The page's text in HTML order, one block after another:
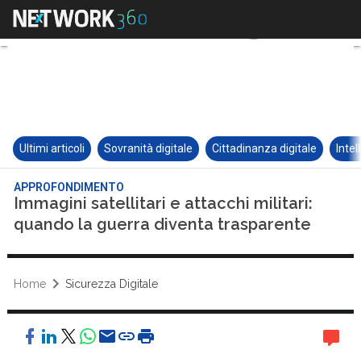
Ultimi articoli Sovranità digitale Cittadinanza digitale
APPROFONDIMENTO
Immagini satellitari e attacchi militari:
quando la guerra diventa trasparente
Home Sicurezza Digitale